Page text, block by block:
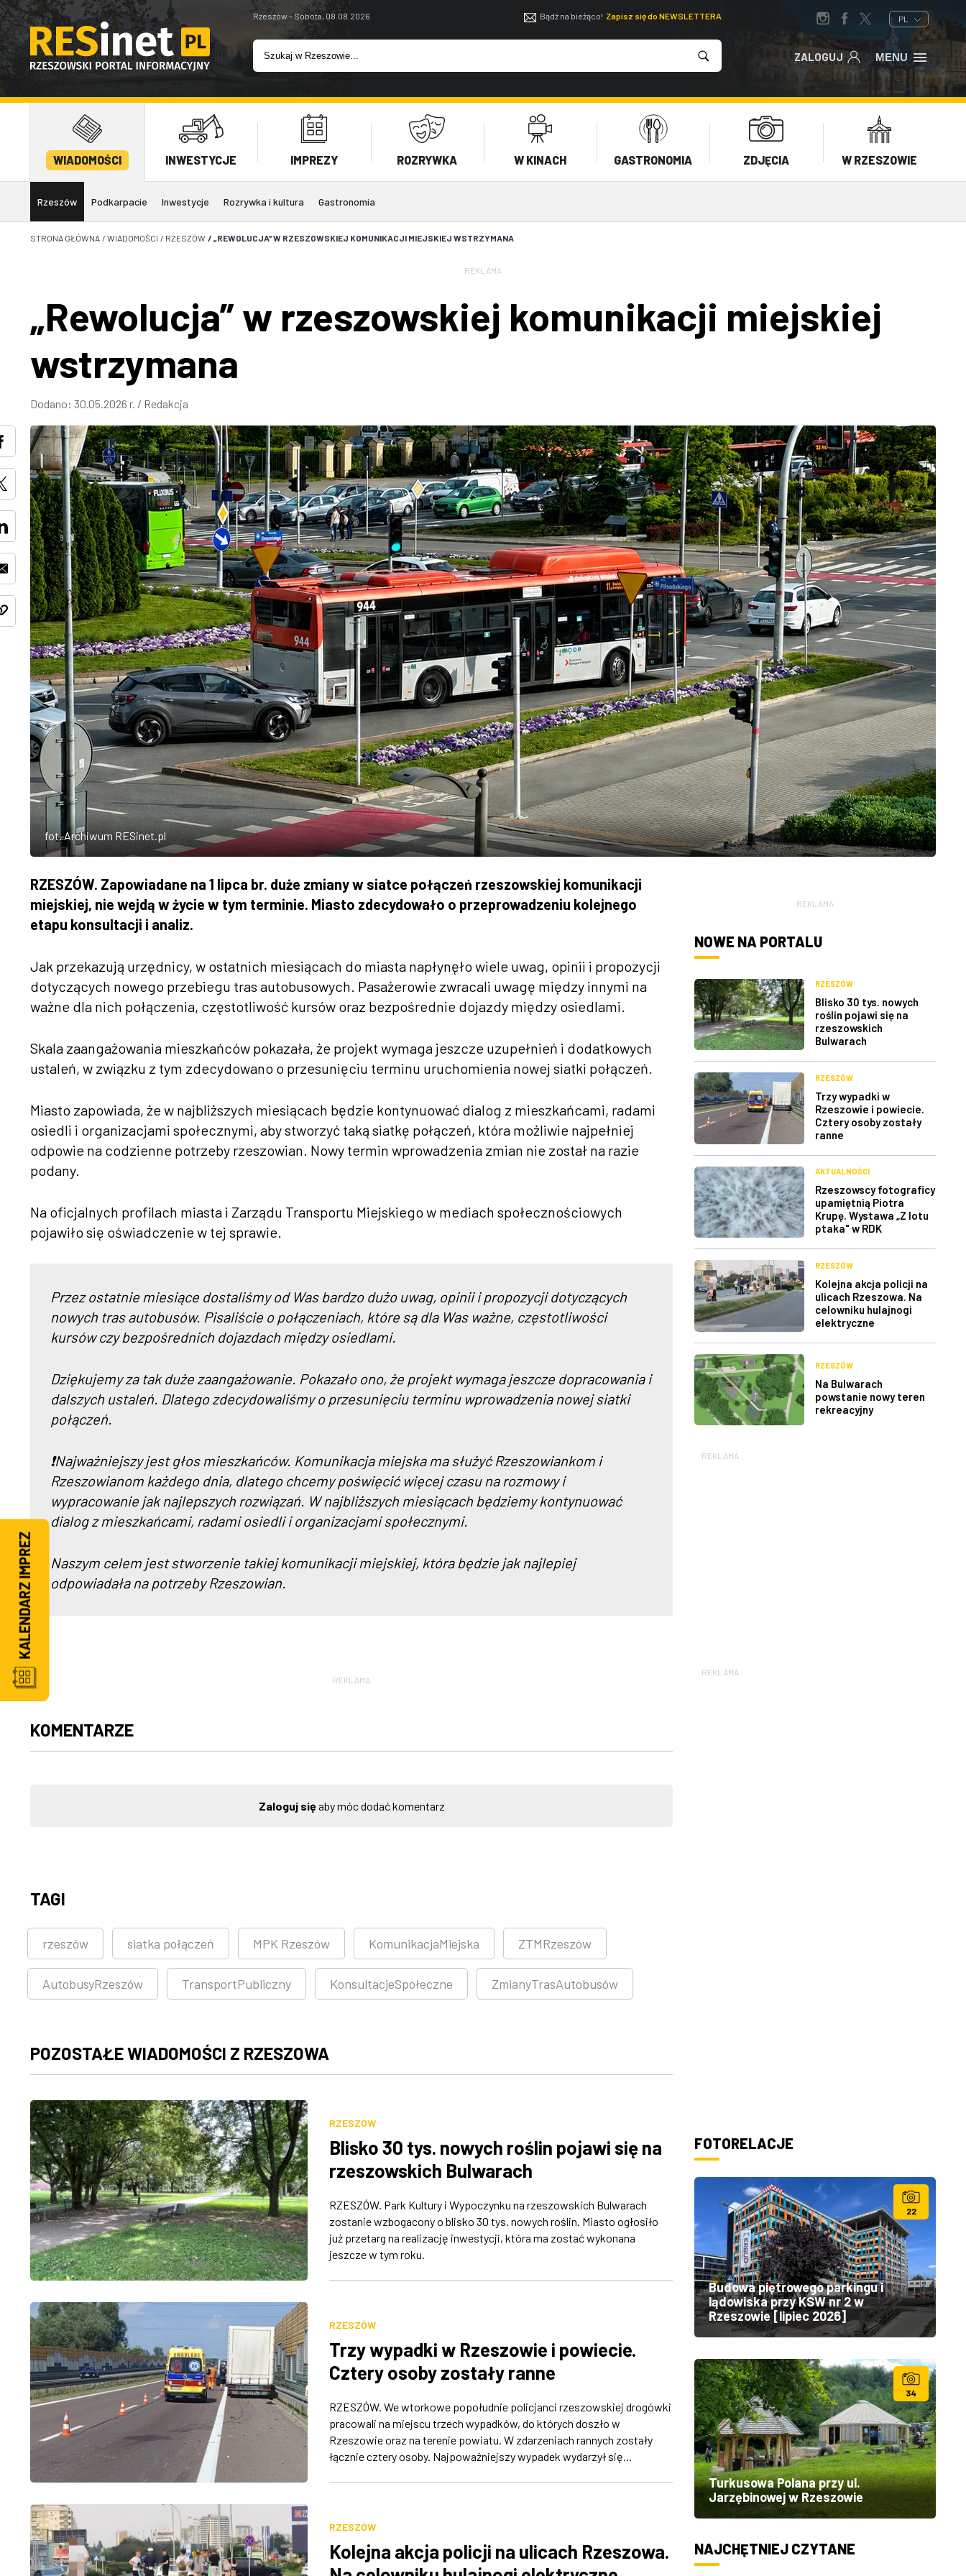
Rzeszów - Sobota, 08.08.2026 Bądź na bieżąco! Zapisz się do NEWSLETTERA PL
ZALOGUJ MENU
WIADOMOŚCI INWESTYCJE IMPREZY ROZRYWKA W KINACH GASTRONOMIA ZDJĘCIA W RZESZOWIE
Rzeszów Podkarpacie Inwestycje Rozrywka i kultura Gastronomia
STRONA GŁÓWNA / WIADOMOŚCI / RZESZÓW / „REWOLUCJA” W RZESZOWSKIEJ KOMUNIKACJI MIEJSKIEJ WSTRZYMANA
REKLAMA
„Rewolucja” w rzeszowskiej komunikacji miejskiej
wstrzymana
Dodano: 30.05.2026 r. / Redakcja
fot. Archiwum RESinet.pl
RZESZÓW. Zapowiadane na 1 lipca br. duże zmiany w siatce połączeń rzeszowskiej komunikacji
miejskiej, nie wejdą w życie w tym terminie. Miasto zdecydowało o przeprowadzeniu kolejnego
etapu konsultacji i analiz.
Jak przekazują urzędnicy, w ostatnich miesiącach do miasta napłynęło wiele uwag, opinii i propozycji
dotyczących nowego przebiegu tras autobusowych. Pasażerowie zwracali uwagę między innymi na
ważne dla nich połączenia, częstotliwość kursów oraz bezpośrednie dojazdy między osiedlami.
Skala zaangażowania mieszkańców pokazała, że projekt wymaga jeszcze uzupełnień i dodatkowych
ustaleń, w związku z tym zdecydowano o przesunięciu terminu uruchomienia nowej siatki połączeń.
Miasto zapowiada, że w najbliższych miesiącach będzie kontynuować dialog z mieszkańcami, radami
osiedli i organizacjami społecznymi, aby stworzyć taką siatkę połączeń, która możliwie najpełniej
odpowie na codzienne potrzeby rzeszowian. Nowy termin wprowadzenia zmian nie został na razie
podany.
Na oficjalnych profilach miasta i Zarządu Transportu Miejskiego w mediach społecznościowych
pojawiło się oświadczenie w tej sprawie.
Przez ostatnie miesiące dostaliśmy od Was bardzo dużo uwag, opinii i propozycji dotyczących
nowych tras autobusów. Pisaliście o połączeniach, które są dla Was ważne, częstotliwości
kursów czy bezpośrednich dojazdach między osiedlami.
Dziękujemy za tak duże zaangażowanie. Pokazało ono, że projekt wymaga jeszcze dopracowania i
dalszych ustaleń. Dlatego zdecydowaliśmy o przesunięciu terminu wprowadzenia nowej siatki
połączeń.
❗Najważniejszy jest głos mieszkańców. Komunikacja miejska ma służyć Rzeszowiankom i
Rzeszowianom każdego dnia, dlatego chcemy poświęcić więcej czasu na rozmowy i
wypracowanie jak najlepszych rozwiązań. W najbliższych miesiącach będziemy kontynuować
dialog z mieszkańcami, radami osiedli i organizacjami społecznymi.
Naszym celem jest stworzenie takiej komunikacji miejskiej, która będzie jak najlepiej
odpowiadała na potrzeby Rzeszowian.
REKLAMA
KOMENTARZE
Zaloguj sięaby móc dodać komentarz
TAGI
rzeszów siatka połączeń MPK Rzeszów KomunikacjaMiejska ZTMRzeszów
AutobusyRzeszów TransportPubliczny KonsultacjeSpołeczne ZmianyTrasAutobusów
POZOSTAŁE WIADOMOŚCI Z RZESZOWA
RZESZÓW
Blisko 30 tys. nowych roślin pojawi się na
rzeszowskich Bulwarach
RZESZÓW. Park Kultury i Wypoczynku na rzeszowskich Bulwarach
zostanie wzbogacony o blisko 30 tys. nowych roślin. Miasto ogłosiło
już przetarg na realizację inwestycji, która ma zostać wykonana
jeszcze w tym roku.
RZESZÓW
Trzy wypadki w Rzeszowie i powiecie.
Cztery osoby zostały ranne
RZESZÓW. We wtorkowe popołudnie policjanci rzeszowskiej drogówki
pracowali na miejscu trzech wypadków, do których doszło w
Rzeszowie oraz na terenie powiatu. W zdarzeniach rannych zostały
łącznie cztery osoby. Najpoważniejszy wypadek wydarzył się...
RZESZÓW
Kolejna akcja policji na ulicach Rzeszowa.
REKLAMA
NOWE NA PORTALU
RZESZÓW
Blisko 30 tys. nowych
roślin pojawi się na
rzeszowskich
Bulwarach
RZESZÓW
Trzy wypadki w
Rzeszowie i powiecie.
Cztery osoby zostały
ranne
AKTUALNOŚCI
Rzeszowscy fotograficy
upamiętnią Piotra
Krupę. Wystawa „Z lotu
ptaka" w RDK
RZESZÓW
Kolejna akcja policji na
ulicach Rzeszowa. Na
celowniku hulajnogi
elektryczne
RZESZÓW
Na Bulwarach
powstanie nowy teren
rekreacyjny
REKLAMA
REKLAMA
FOTORELACJE
22
Budowa piętrowego parkingu i
lądowiska przy KSW nr 2 w
Rzeszowie [lipiec 2026]
34
Turkusowa Polana przy ul.
Jarzębinowej w Rzeszowie
NAJCHĘTNIEJ CZYTANE
KALENDARZ IMPREZ